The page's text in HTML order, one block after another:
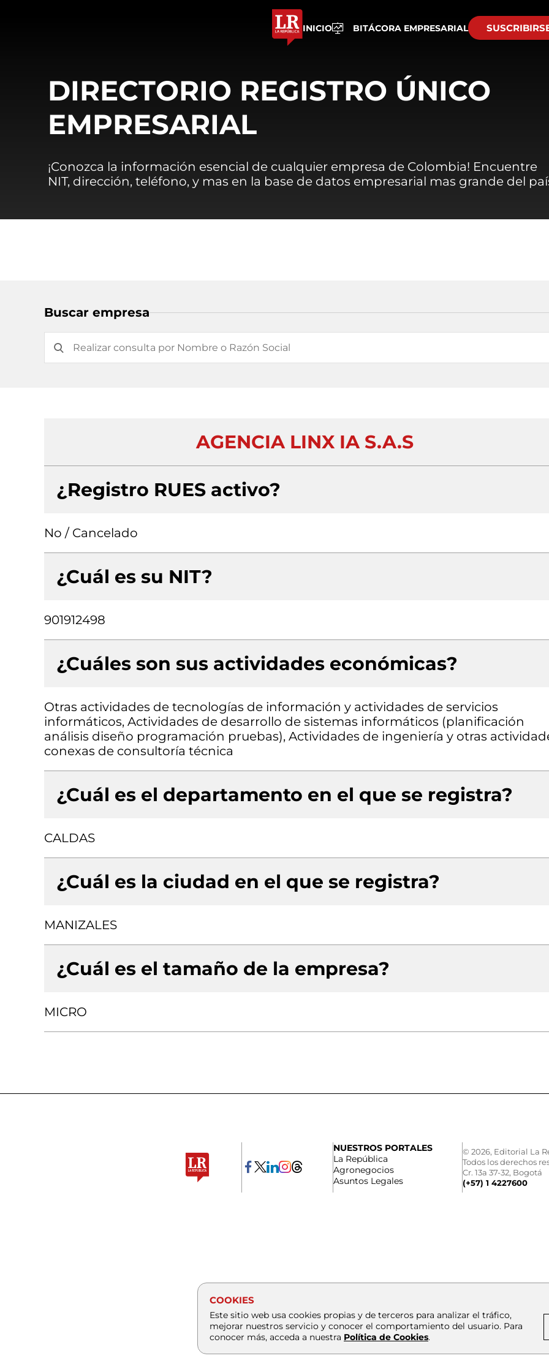
INICIO BITÁCORA EMPRESARIAL
DIRECTORIO REGISTRO ÚNICO
EMPRESARIAL
¡Conozca la información esencial de cualquier empresa de Colombia! Encuentre
NIT, dirección, teléfono, y mas en la base de datos empresarial mas grande del
Buscar empresa
AGENCIA LINX IA S.A.S
¿Registro RUES activo?
No / Cancelado
¿Cuál es su NIT?
901912498
¿Cuáles son sus actividades económicas?
Otras actividades de tecnologías de información y actividades de servicios
informáticos, Actividades de desarrollo de sistemas informáticos (planificación
análisis diseño programación pruebas), Actividades de ingeniería y otras
conexas de consultoría técnica
¿Cuál es el departamento en el que se registra?
CALDAS
¿Cuál es la ciudad en el que se registra?
MANIZALES
¿Cuál es el tamaño de la empresa?
MICRO
NUESTROS PORTALES
La República
Agronegocios
Asuntos Legales
© 2026, Editorial La
Todos los derechos
Cr. 13a 37-32, Bogotá
(+57) 1 4227600
COOKIES
Este sitio web usa cookies propias y de terceros para analizar el tráfico,
mejorar nuestros servicio y conocer el comportamiento del usuario. Para
conocer más, acceda a nuestra Política de Cookies.